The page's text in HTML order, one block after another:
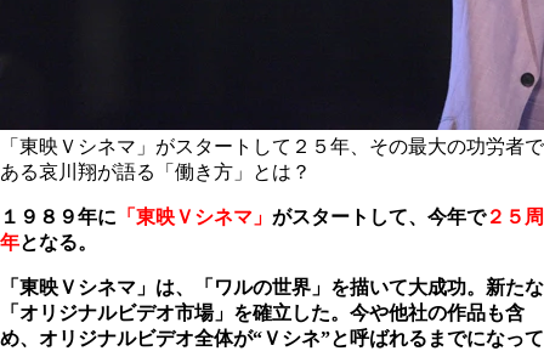
「東映Ｖシネマ」がスタートして２５年、その最大の功労者で
ある哀川翔が語る「働き方」とは？
１９８９年に 「東映Ｖシネマ」 がスタートして、今年で２５周
年となる。
「東映Ｖシネマ」は、「ワルの世界」を描いて大成功。新たな
「オリジナルビデオ市場」を確立した。今や他社の作品も含
め、オリジナルビデオ全体が“Ｖシネ”と呼ばれるまでになって